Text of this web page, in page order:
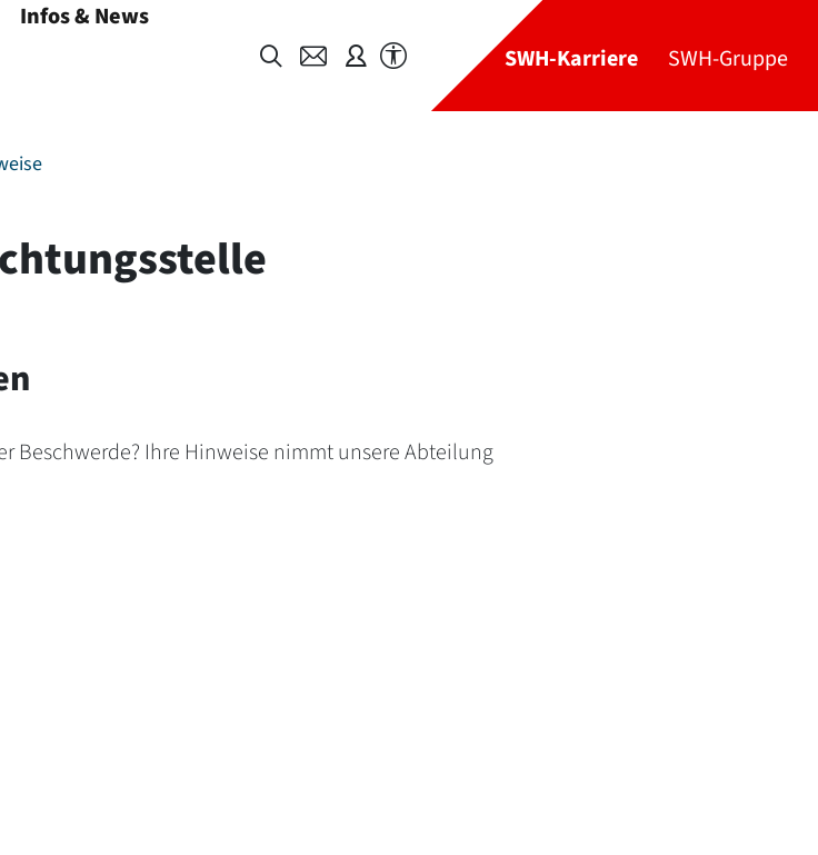
Infos & News
SWH-Karriere SWH-Gruppe
Beschwerde? Ihre Hinweise nimmt unsere Abteilung